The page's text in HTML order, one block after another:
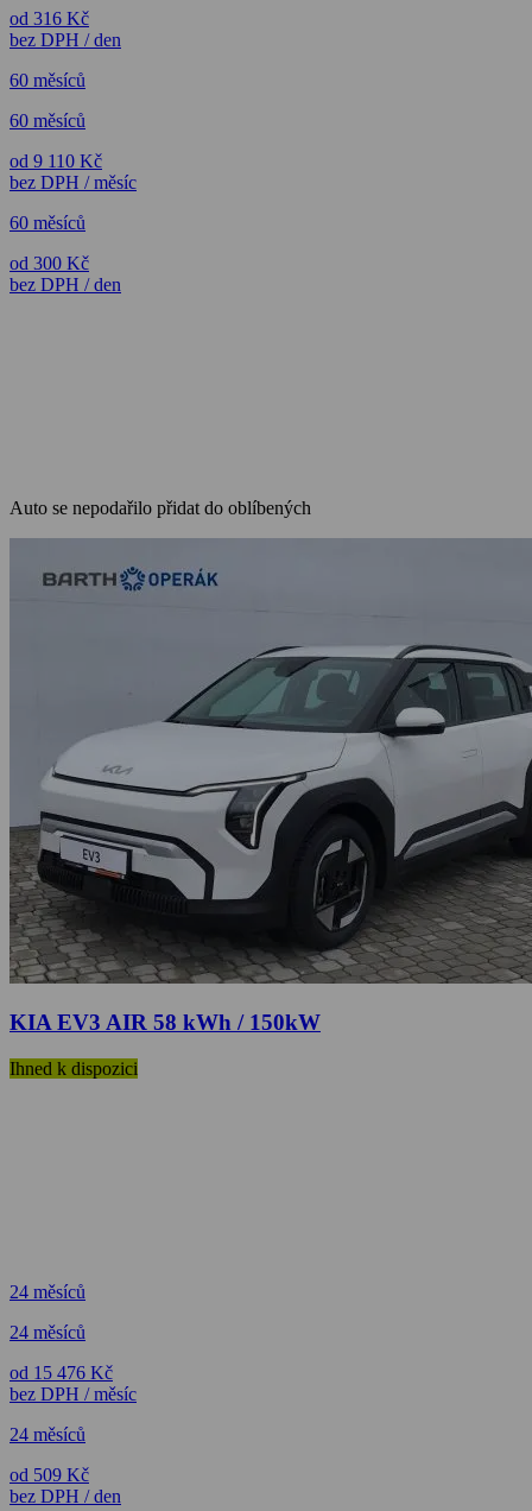
od 316 Kč
bez DPH / den
60 měsíců
60 měsíců
od 9 110 Kč
bez DPH / měsíc
60 měsíců
od 300 Kč
bez DPH / den
Auto se nepodařilo přidat do oblíbených
KIA EV3 AIR 58 kWh / 150kW
Ihned k dispozici
24 měsíců
24 měsíců
od 15 476 Kč
bez DPH / měsíc
24 měsíců
od 509 Kč
bez DPH / den